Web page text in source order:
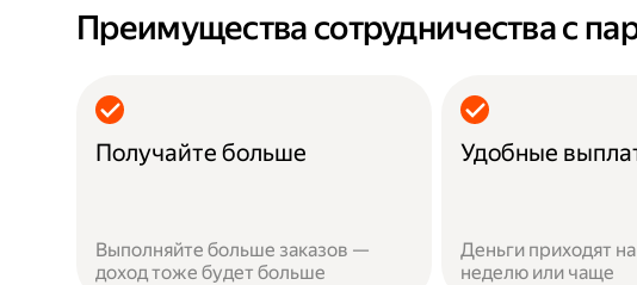
Преимущества сотрудничества с
Получайте больше
Выполняйте больше заказов —
доход тоже будет больше
Удобные
Деньги приходят
неделю или чаще